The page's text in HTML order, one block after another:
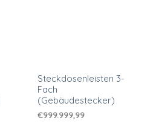
Steckdosenleisten 3-
Fach
(Gebäudestecker)
€999.999,99